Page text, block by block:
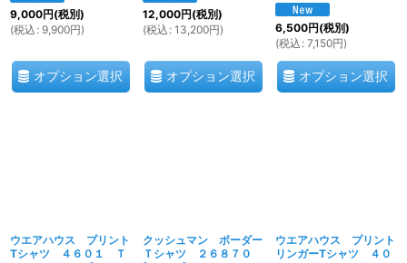
9,000円(税別)
(税込 : 9,900円)
オプション選択
12,000円(税別)
(税込 : 13,200円)
オプション選択
6,500円(税別)
(税込 : 7,150円)
オプション選択
ウエアハウス プリント
Tシャツ ４６０１ Ｔ
クッシュマン ボーダー
Ｔシャツ ２６８７０
ウエアハウス プリント
リンガーTシャツ ４０